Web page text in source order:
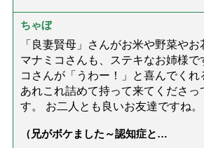
ちゃぼ
「良妻賢母」さんがお米や野菜や
マナミコさんも、ステキなお姉様で
コさんが「うわー！」と喜んでくれ
あれこれ詰めて持って来てくださっ
す。 お二人とも良いお友達ですね。
（兄がボケました～認知症と介